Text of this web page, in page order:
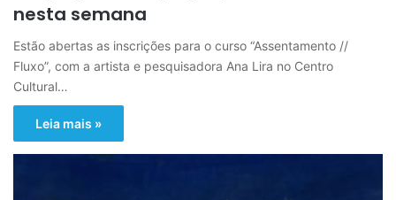
nesta semana
Estão abertas as inscrições para o curso “Assentamento //
Fluxo”, com a artista e pesquisadora Ana Lira no Centro
Cultural…
Leia mais »